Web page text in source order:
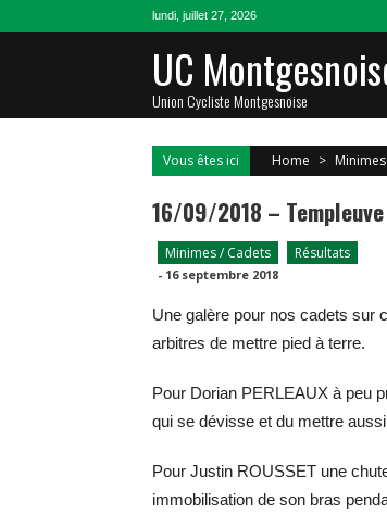
lundi, juillet 27, 2026
UC
Union Cycliste Montgesnoise
Vous êtes ici Home >
16/09/2018 –
Minimes / Cadets Résultats
- 16 septembre 2018
Une galère pour nos cadets sur
arbitres de mettre pied à terre.
Pour Dorian PERLEAUX à peu
qui se dévisse et du mettre
Pour Justin ROUSSET une
immobilisation de son bras